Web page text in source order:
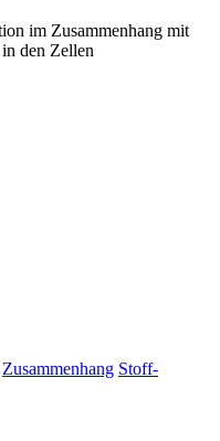
im Zusammenhang mit
den Zellen
Zusammenhang Stoff-